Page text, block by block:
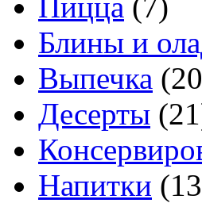
Блины и
Выпечка
Десерты
Напитки